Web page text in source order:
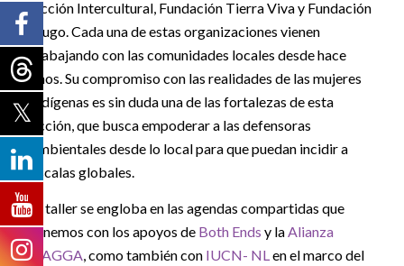
Acción Intercultural, Fundación Tierra Viva y Fundación
Hugo. Cada una de estas organizaciones vienen
trabajando con las comunidades locales desde hace
años. Su compromiso con las realidades de las mujeres
indígenas es sin duda una de las fortalezas de esta
acción, que busca empoderar a las defensoras
ambientales desde lo local para que puedan incidir a
escalas globales.
El taller se engloba en las agendas compartidas que
tenemos con los apoyos deBoth Ends y la Alianza
GAGGA , como también con IUCN- NL en el marco del